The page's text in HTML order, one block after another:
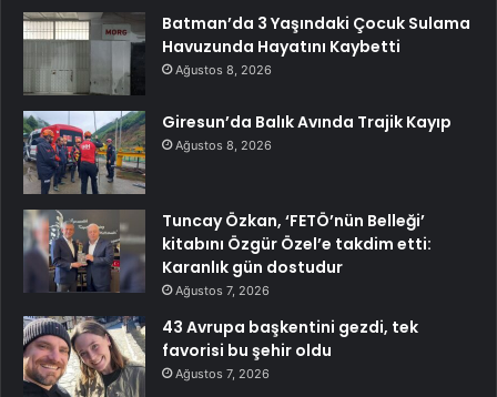
Batman’da 3 Yaşındaki Çocuk Sulama
Havuzunda Hayatını Kaybetti
Ağustos 8, 2026
Giresun’da Balık Avında Trajik Kayıp
Ağustos 8, 2026
Tuncay Özkan, ‘FETÖ’nün Belleği’
kitabını Özgür Özel’e takdim etti:
Karanlık gün dostudur
Ağustos 7, 2026
43 Avrupa başkentini gezdi, tek
favorisi bu şehir oldu
Ağustos 7, 2026